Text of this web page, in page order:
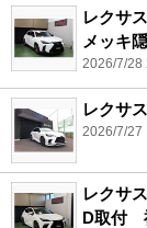
レクサ
メッキ
2026/7/28
レクサ
2026/7/27
レクサ
D取付